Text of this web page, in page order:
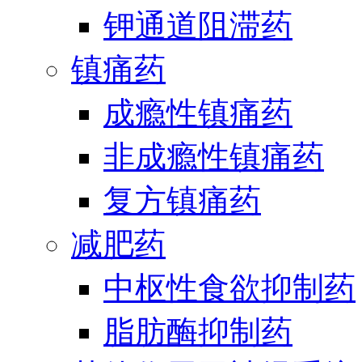
钾通道阻滞药
镇痛药
成瘾性镇痛药
非成瘾性镇痛药
复方镇痛药
减肥药
中枢性食欲抑制药
脂肪酶抑制药